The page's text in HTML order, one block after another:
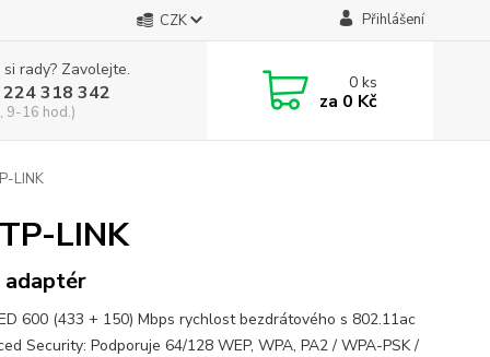
CZK Přihlášení
rady? Zavolejte.
318 342
9-16 hod.)
0ks
za 0 Kč
LINK
LINK
600 (433 + 150) Mbps rychlost bezdrátového s 802.11ac
Security: Podporuje 64/128 WEP, WPA, PA2 / WPA-PSK /